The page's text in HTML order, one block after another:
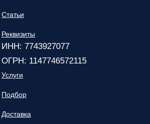
Статьи
Реквизиты
ИНН: 7743927077
ОГРН: 1147746572115
Услуги
Подбор
Доставка